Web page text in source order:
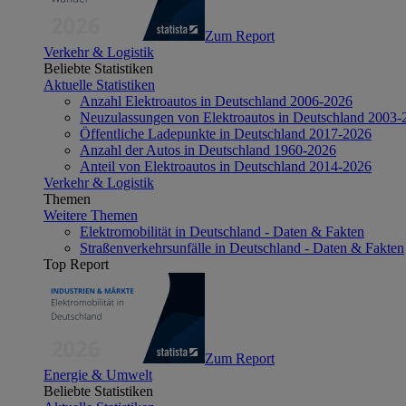
Zum Report
Verkehr & Logistik
Beliebte Statistiken
Aktuelle Statistiken
Anzahl Elektroautos in Deutschland 2006-2026
Neuzulassungen von Elektroautos in Deutschland 2003-
Öffentliche Ladepunkte in Deutschland 2017-2026
Anzahl der Autos in Deutschland 1960-2026
Anteil von Elektroautos in Deutschland 2014-2026
Verkehr & Logistik
Themen
Weitere Themen
Elektromobilität in Deutschland - Daten & Fakten
Straßenverkehrsunfälle in Deutschland - Daten & Fakten
Top Report
Zum Report
Energie & Umwelt
Beliebte Statistiken